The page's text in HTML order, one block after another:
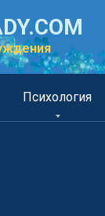
Психология